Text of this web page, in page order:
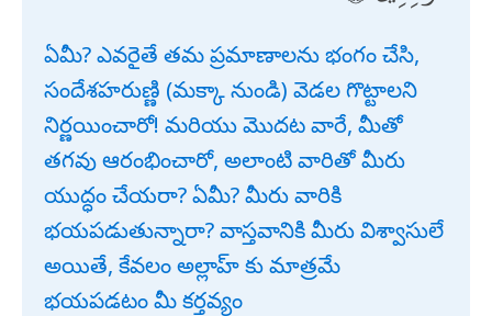
ఏమీ? ఎవరైతే తమ ప్రమాణాలను భంగం చేసి,
సందేశహరుణ్ణి (మక్కా నుండి) వెడల గొట్టాలని
నిర్ణయించారో! మరియు మొదట వారే, మీతో
తగవు ఆరంభించారో, అలాంటి వారితో మీరు
యుద్ధం చేయరా? ఏమీ? మీరు వారికి
భయపడుతున్నారా? వాస్తవానికి మీరు విశ్వాసులే
అయితే, కేవలం అల్లాహ్ కు మాత్రమే
భయపడటం మీ కర్తవ్యం